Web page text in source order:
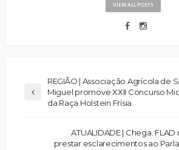
VIEW ALL POSTS
REGIÃO | Associação Agrícola de
Miguel promove XXII Concurso
da Raça Holstein Frísia
ATUALIDADE | Chega. FLAD
prestar esclarecimentos ao